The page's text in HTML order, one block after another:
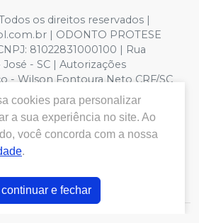
os direitos reservados |
| ODONTO PROTESE
81022831000100 | Rua
- SC | Autorizações
- Wilson Fontoura Neto CRF/SC
e Segurança - Fotos
- Os preços e condições da loja
a alterações. Em caso de
no site, o valor válido é o do
Não vendemos por atacado, por
pelo site.
cookies para personalizar
a sua experiência no site. Ao
você concorda com a nossa
.
continuar e fechar